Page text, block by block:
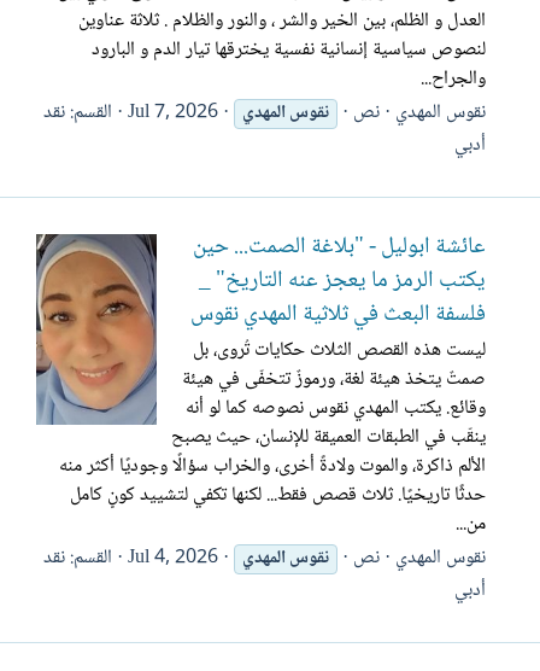
العدل و الظلم، بين الخير والشر ، والنور والظلام . ثلاثة عناوين
لنصوص سياسية إنسانية نفسية يخترقها تيار الدم و البارود
والجراح...
نقوس المهدي نص نقوسالمهدي Jul 7, 2026 القسم:نقد
أدبي
عائشة ابوليل - "بلاغة الصمت... حين
يكتب الرمز ما يعجز عنه التاريخ" _
فلسفة البعث في ثلاثية المهدي نقوس
ليست هذه القصص الثلاث حكايات تُروى، بل
صمتٌ يتخذ هيئة لغة، ورموزٌ تتخفّى في هيئة
وقائع. يكتب المهدي نقوس نصوصه كما لو أنه
ينقّب في الطبقات العميقة للإنسان، حيث يصبح
الألم ذاكرة، والموت ولادةً أخرى، والخراب سؤالًا وجوديًا أكثر منه
حدثًا تاريخيًا. ثلاث قصص فقط... لكنها تكفي لتشييد كونٍ كامل
من...
نقوس المهدي نص نقوسالمهدي Jul 4, 2026 القسم:نقد
أدبي